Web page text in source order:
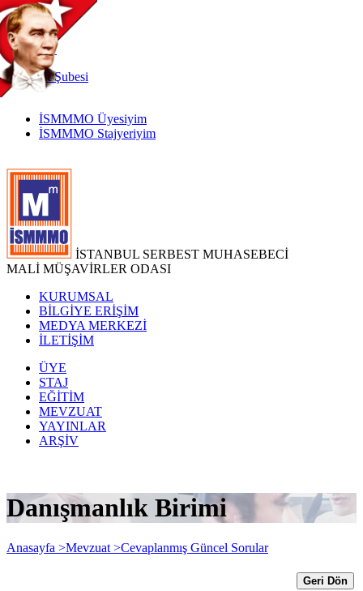
TR
|
EN
İnternetŞubesi
İSMMMO Üyesiyim
İSMMMO Stajyeriyim
İSTANBUL SERBEST MUHASEBECİ
MALİ MÜŞAVİRLER ODASI
KURUMSAL
BİLGİYE ERİŞİM
MEDYA MERKEZİ
İLETİŞİM
ÜYE
STAJ
EĞİTİM
MEVZUAT
YAYINLAR
ARŞİV
Danışmanlık Birimi
Anasayfa >Mevzuat >Cevaplanmış Güncel Sorular
Geri Dön